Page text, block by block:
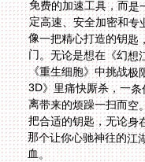
血。